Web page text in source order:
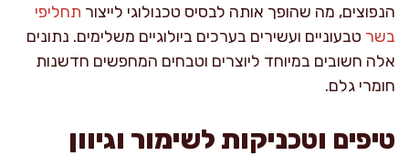
הנפוצים, מה שהופך אותה לבסיס טכנולוגי לייצור תחליפי
בשר טבעוניים ועשירים בערכים ביולוגיים משלימים. נתונים
אלה חשובים במיוחד ליוצרים וטבחים המחפשים חדשנות
חומרי גלם.
טיפים וטכניקות לשימור וגיוון